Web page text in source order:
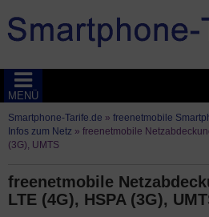
MENÜ
Smartphone-Tarife.de » freenetmobile
Infos zum Netz » freenetmobile
(3G), UMTS
freenetmobile
LTE (4G), HSPA (3G),